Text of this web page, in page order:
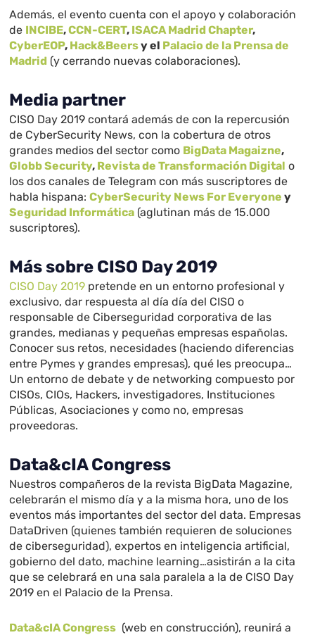
Además, el evento cuenta con el apoyo y colaboración
de INCIBE,CCN-CERT, ISACA Madrid Chapter,
CyberEOP, Hack&Beersy el Palacio de la Prensa de
Madrid (y cerrando nuevas colaboraciones).
Media partner
CISO Day 2019 contará además de con la repercusión
de CyberSecurity News, con la cobertura de otros
grandes medios del sector como BigData Magaizne,
Globb Security, Revista de Transformación Digital o
los dos canales de Telegram con más suscriptores de
habla hispana:CyberSecurity News For Everyone y
Seguridad Informática (aglutinan más de 15.000
suscriptores).
Más sobre CISO Day 2019
CISO Day 2019 pretende en un entorno profesional y
exclusivo, dar respuesta al día día del CISO o
responsable de Ciberseguridad corporativa de las
grandes, medianas y pequeñas empresas españolas.
Conocer sus retos, necesidades (haciendo diferencias
entre Pymes y grandes empresas), qué les preocupa…
Un entorno de debate y de networking compuesto por
CISOs, CIOs, Hackers, investigadores, Instituciones
Públicas, Asociaciones y como no, empresas
proveedoras.
Data&cIA Congress
Nuestros compañeros de la revista BigData Magazine,
celebrarán el mismo día y a la misma hora, uno de los
eventos más importantes del sector del data. Empresas
DataDriven (quienes también requieren de soluciones
de ciberseguridad), expertos en inteligencia artificial,
gobierno del dato, machine learning…asistirán a la cita
que se celebrará en una sala paralela a la de CISO Day
2019 en el Palacio de la Prensa.
Data&cIA Congress (web en construcción), reunirá a